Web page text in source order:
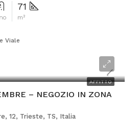
71
m²
Viale
AFFITTO
– NEGOZIO IN ZONA
12, Trieste, TS, Italia